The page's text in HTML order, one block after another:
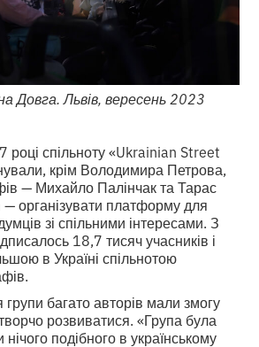
Довга. Львів, вересень 2023
спільноту «Ukrainian Street
крім Володимира Петрова,
— Михайло Палінчак та Тарас
організувати платформу для
зі спільними інтересами. З
18,7 тисяч учасників і
в Україні спільнотою
багато авторів мали змогу
розвиватися. «Група була
нічого подібного в українському